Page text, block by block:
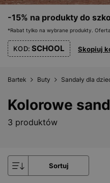
-15% na produkty do
*Rabat tylko na wybrane produkty.
KOD: SCHOOL Skopiuj
Bartek Buty Sandały dla
Kolorowe
3 produktów
Sortuj